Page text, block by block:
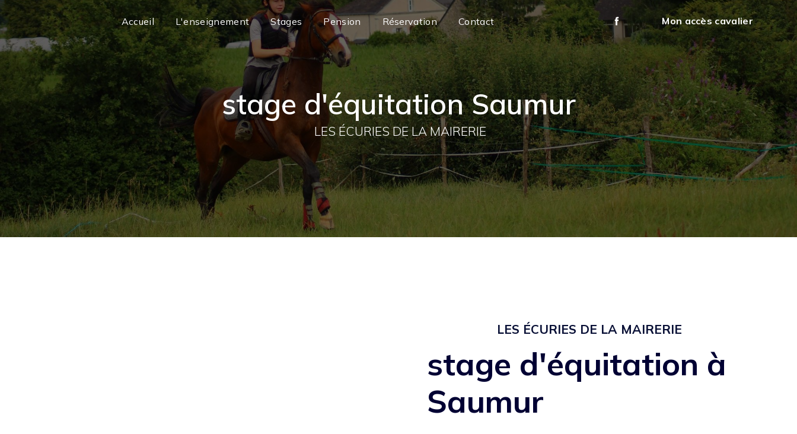
Accueil L'enseignement Stages Pension Réservation Contact Mon accès cavalier
stage d'équitation Saumur
LES ÉCURIES DE LA MAIRERIE
LES ÉCURIES DE LA MAIRERIE
stage d'équitation à
Saumur
Panneau de gestion des cookies